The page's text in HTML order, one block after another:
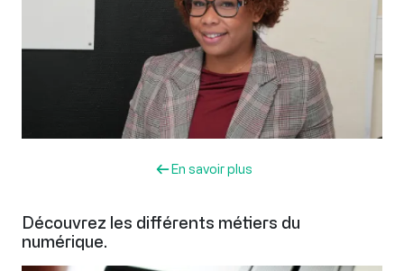
En savoir plus
Découvrez les différents métiers du
numérique.